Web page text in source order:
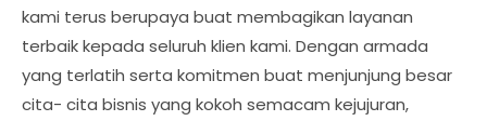
kami terus berupaya buat membagikan layanan
terbaik kepada seluruh klien kami. Dengan armada
yang terlatih serta komitmen buat menjunjung besar
cita- cita bisnis yang kokoh semacam kejujuran,